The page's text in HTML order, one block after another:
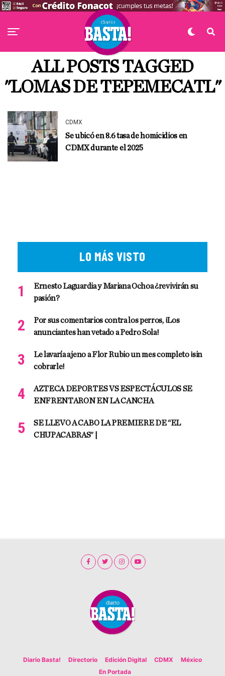
ALL POSTS TAGGED
"LOMAS DE TEPEMECATL"
CDMX
Se ubicó en 8.6 tasa de homicidios en
CDMX durante el 2025
LO MÁS VISTO
Ernesto Laguardia y Mariana Ochoa ¿revivirán su
pasión?
Por sus comentarios contra los perros, ¡Los
anunciantes han vetado a Pedro Sola!
Le lavaría ajeno a Flor Rubio un mes completo ¡sin
cobrarle!
AZTECA DEPORTES VS ESPECTÁCULOS SE
ENFRENTARON EN LA CANCHA
SE LLEVO A CABO LA PREMIERE DE “EL
CHUPACABRAS” |
Diario Basta! Directorio Edición Digital CDMX
México
En Portada